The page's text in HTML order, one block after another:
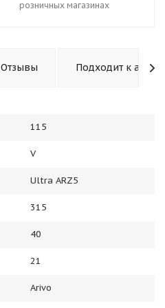
розничных магазинах
Отзывы Подходит к авто
115
V
Ultra ARZ5
315
40
21
Arivo